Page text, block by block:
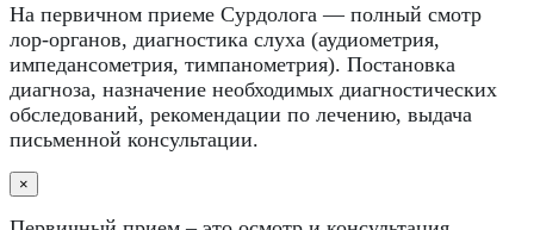
На первичном приеме Сурдолога — полный смотр
лор-органов, диагностика слуха (аудиометрия,
импедансометрия, тимпанометрия). Постановка
диагноза, назначение необходимых диагностических
обследований, рекомендации по лечению, выдача
письменной консультации.
×